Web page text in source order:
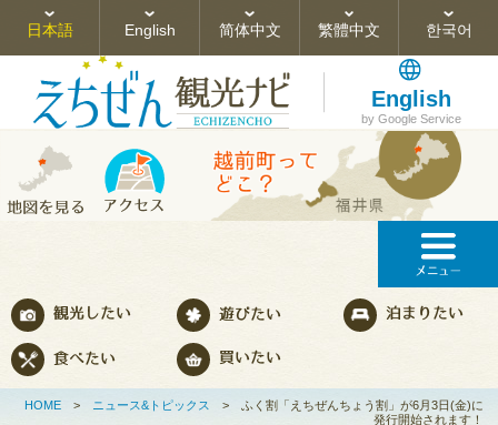
日本語 English 简体中文 繁體中文 한국어
English
by Google Service
HOME> ニュース&トピックス > ふく割「えちぜんちょう割」が6月3日(金)に
発行開始されます！